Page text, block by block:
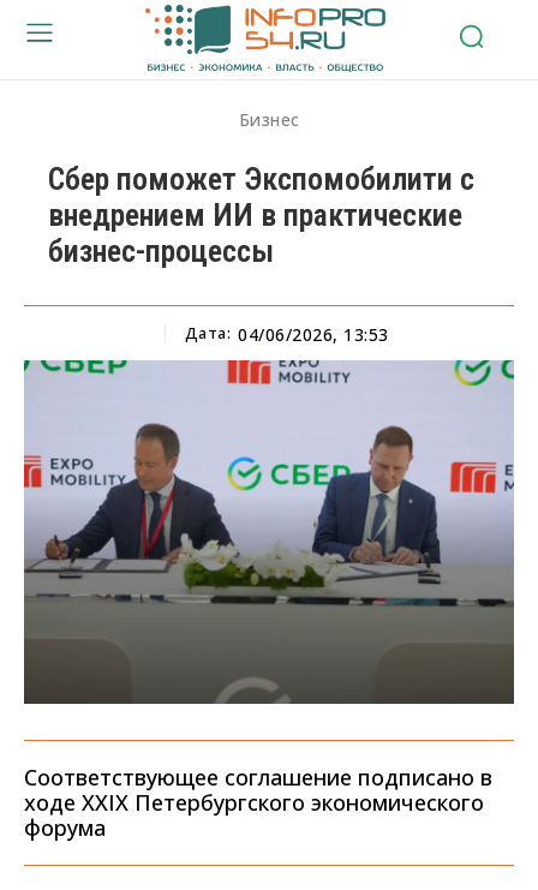
Бизнес
Сбер поможет Экспомобилити с
внедрением ИИ в практические
бизнес-процессы
Дата: 04/06/2026, 13:53
Соответствующее соглашение подписано в
ходе XXIX Петербургского экономического
форума